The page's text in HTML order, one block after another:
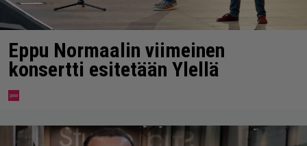
Eppu Normaalin viimeinen
konsertti esitetään Ylellä